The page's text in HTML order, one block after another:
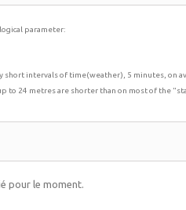
parameter:
short intervals of time(weather), 5 minutes, on
to 24 metres are shorter than on most of the
pour le moment.